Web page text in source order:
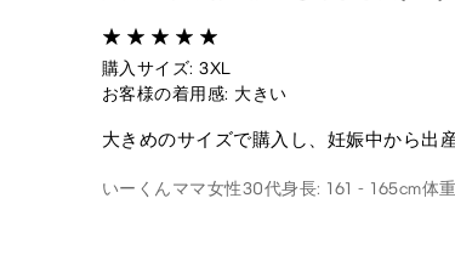
購入サイズ: 3XL
お客様の着用感: 大きい
大きめのサイズで購入し、妊娠中から出
いーくんママ女性30代身長: 161 - 165cm体